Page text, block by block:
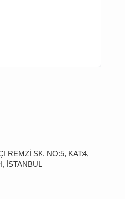
REMZİ SK. NO:5, KAT:4,
İSTANBUL